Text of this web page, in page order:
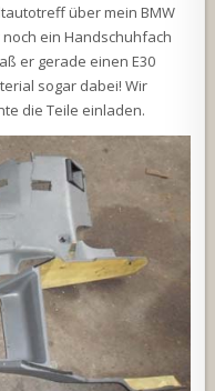
über mein BMW
ein Handschuhfach
er gerade einen E30
sogar dabei! Wir
die Teile einladen.